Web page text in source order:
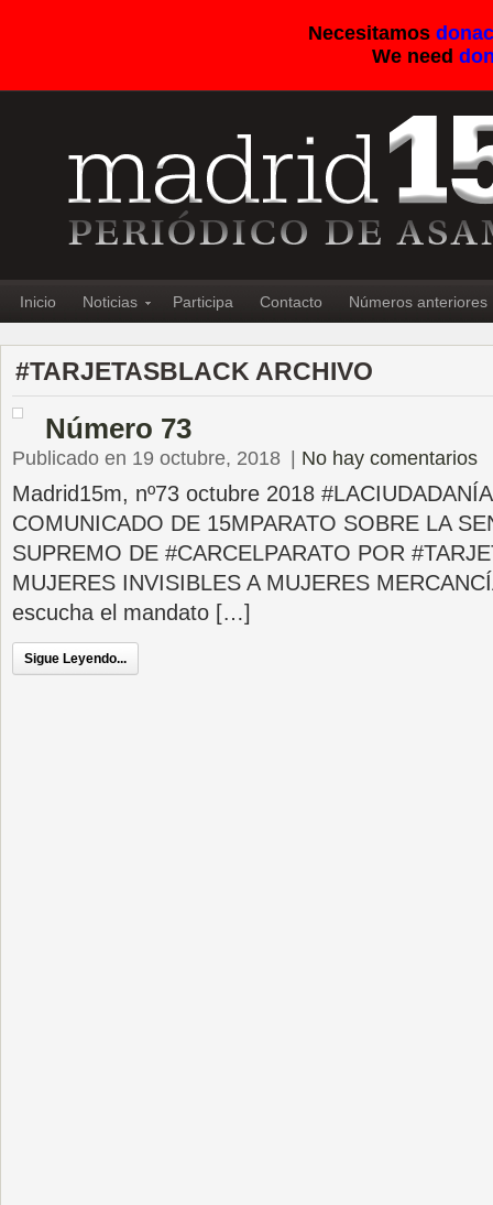
Necesitamos
We need
Inicio Noticias Participa Contacto Números anteriores
#TARJETASBLACK ARCHIVO
Número 73
Publicado en 19 octubre, 2018 No hay comentarios
Madrid15m, nº73 octubre 2018
COMUNICADO DE 15MPARATO SOBRE LA
SUPREMO DE #CARCELPARATO POR
MUJERES INVISIBLES A MUJERES
escucha el mandato […]
Sigue Leyendo...